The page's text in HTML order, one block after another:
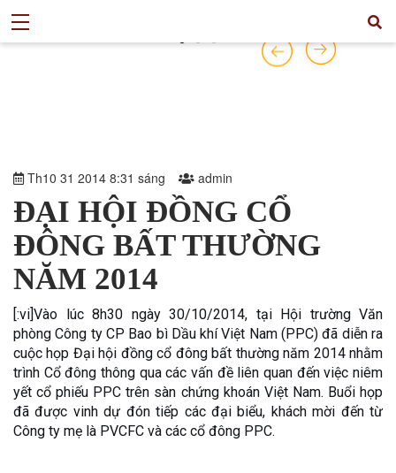
Th10 31 2014 8:31 sáng admin
ĐẠI HỘI ĐỒNG CỔ
ĐÔNG BẤT THƯỜNG
NĂM 2014
[:vi]Vào lúc 8h30 ngày 30/10/2014, tại Hội trường Văn
phòng Công ty CP Bao bì Dầu khí Việt Nam (PPC) đã diễn ra
cuộc họp Đại hội đồng cổ đông bất thường năm 2014 nhằm
trình Cổ đông thông qua các vấn đề liên quan đến việc niêm
yết cổ phiếu PPC trên sàn chứng khoán Việt Nam. Buổi họp
đã được vinh dự đón tiếp các đại biểu, khách mời đến từ
Công ty mẹ là PVCFC và các cổ đông PPC.